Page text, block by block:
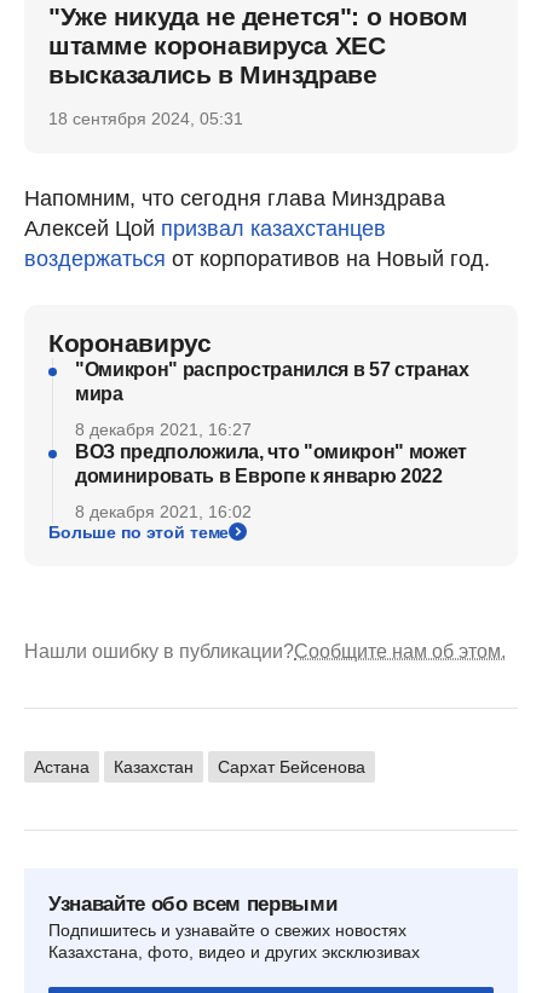
"Уже никуда не денется": о новом
штамме коронавируса ХЕС
высказались в Минздраве
18 сентября 2024, 05:31
Напомним, что сегодня глава Минздрава
Алексей Цой призвал казахстанцев
воздержаться от корпоративов на Новый год.
Коронавирус
"Омикрон" распространился в 57 странах
мира
8 декабря 2021, 16:27
ВОЗ предположила, что "омикрон" может
доминировать в Европе к январю 2022
8 декабря 2021, 16:02
Больше по этой теме
Нашли ошибку в публикации?Сообщите нам об этом.
Астана Казахстан Сархат Бейсенова
Узнавайте обо всем первыми
Подпишитесь и узнавайте о свежих новостях
Казахстана, фото, видео и других эксклюзивах